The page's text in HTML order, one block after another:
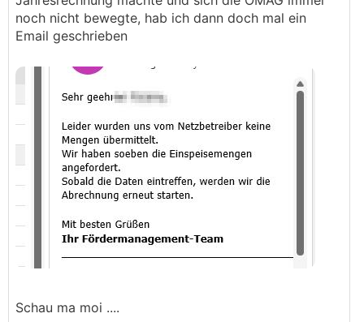
noch nicht bewegte, hab ich dann doch mal ein
Email geschrieben
Schau ma moi ....